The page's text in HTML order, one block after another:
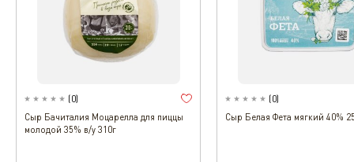
(0)
Сыр Бачиталия Моцарелла для пиццы
молодой 35% в/у 310г
(0)
Сыр Белая Фета мягкий 40%